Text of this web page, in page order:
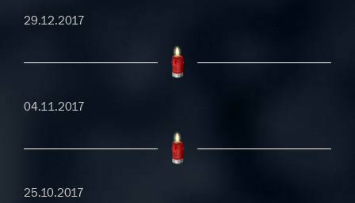
29.12.2017
04.11.2017
25.10.2017